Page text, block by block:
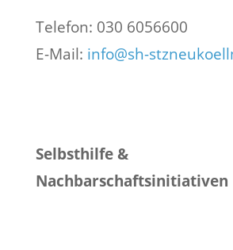
Telefon: 030 6056600
E-Mail: info@sh-
Selbsthilfe &
Nachbarschaftsinitiativen